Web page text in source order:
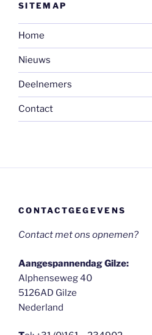
SITEMAP
Home
Nieuws
Deelnemers
Contact
CONTACTGEGEVENS
Contact met ons opnemen?
Aangespannendag Gilze:
Alphenseweg 40
5126AD Gilze
Nederland